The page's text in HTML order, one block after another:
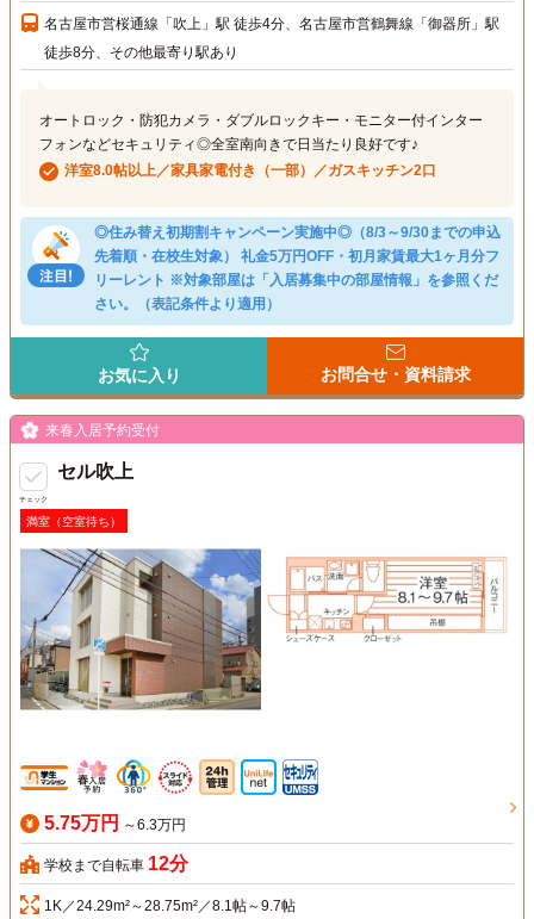
名古屋市営桜通線「吹上」駅 徒歩4分、名古屋市営鶴舞線「御器所」駅
徒歩8分、その他最寄り駅あり
オートロック・防犯カメラ・ダブルロックキー・モニター付インター
フォンなどセキュリティ◎全室南向きで日当たり良好です♪
洋室8.0帖以上／家具家電付き（一部）／ガスキッチン2口
◎住み替え初期割キャンペーン実施中◎（8/3～9/30までの申込
先着順・在校生対象） 礼金5万円OFF・初月家賃最大1ヶ月分フ
リーレント ※対象部屋は「入居募集中の部屋情報」を参照くだ
さい。（表記条件より適用）
お気に入り お問合せ・資料請求
チェック
来春入居予約受付
セル吹上
満室（空室待ち）
5.75万円 ～6.3万円
学校まで自転車 12分
1K／24.29m²～28.75m²／8.1帖～9.7帖